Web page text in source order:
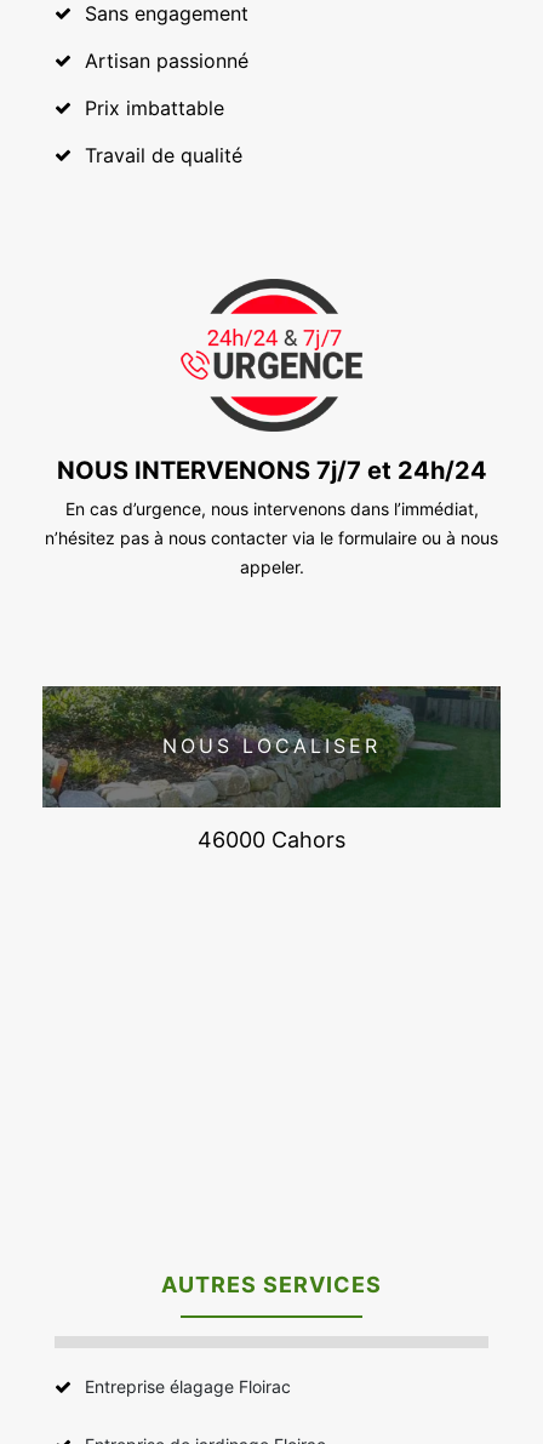
Sans engagement
Artisan passionné
Prix imbattable
Travail de qualité
NOUS INTERVENONS 7j/7 et 24h/24
En cas d’urgence, nous intervenons dans l’immédiat,
n’hésitez pas à nous contacter via le formulaire ou à nous
appeler.
NOUS LOCALISER
46000 Cahors
AUTRES SERVICES
Entreprise élagage Floirac